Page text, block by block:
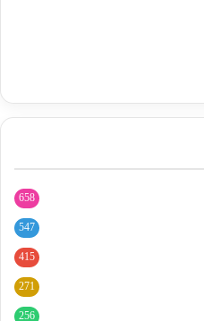
658
547
415
271
256